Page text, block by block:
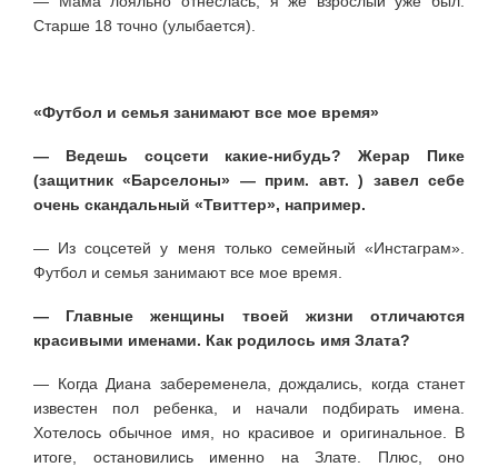
Старше 18 точно (улыбается).
«Футбол и семья занимают все мое время»
— Ведешь соцсети какие-нибудь? Жерар Пике
(защитник «Барселоны» — прим. авт. ) завел себе
очень скандальный «Твиттер», например.
— Из соцсетей у меня только семейный «Инстаграм».
Футбол и семья занимают все мое время.
— Главные женщины твоей жизни отличаются
красивыми именами. Как родилось имя Злата?
— Когда Диана забеременела, дождались, когда станет
известен пол ребенка, и начали подбирать имена.
Хотелось обычное имя, но красивое и оригинальное. В
итоге, остановились именно на Злате. Плюс, оно